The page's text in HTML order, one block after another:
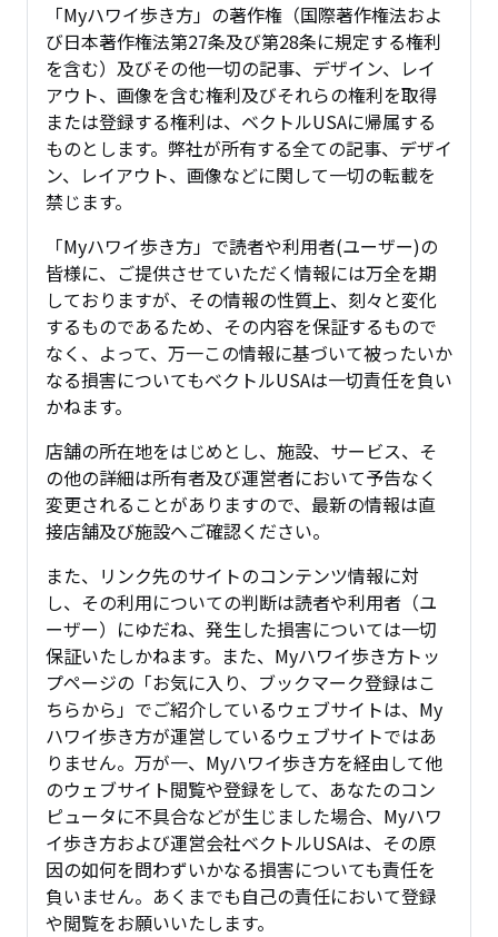
「Myハワイ歩き方」の著作権（国際著作権法およ
び日本著作権法第27条及び第28条に規定する権利
を含む）及びその他一切の記事、デザイン、レイ
アウト、画像を含む権利及びそれらの権利を取得
または登録する権利は、ベクトルUSAに帰属する
ものとします。弊社が所有する全ての記事、デザイ
ン、レイアウト、画像などに関して一切の転載を
禁じます。
「Myハワイ歩き方」で読者や利用者(ユーザー)の
皆様に、ご提供させていただく情報には万全を期
しておりますが、その情報の性質上、刻々と変化
するものであるため、その内容を保証するもので
なく、よって、万一この情報に基づいて被ったいか
なる損害についてもベクトルUSAは一切責任を負い
かねます。
店舗の所在地をはじめとし、施設、サービス、そ
の他の詳細は所有者及び運営者において予告なく
変更されることがありますので、最新の情報は直
接店舗及び施設へご確認ください。
また、リンク先のサイトのコンテンツ情報に対
し、その利用についての判断は読者や利用者（ユ
ーザー）にゆだね、発生した損害については一切
保証いたしかねます。また、Myハワイ歩き方トッ
プページの「お気に入り、ブックマーク登録はこ
ちらから」でご紹介しているウェブサイトは、My
ハワイ歩き方が運営しているウェブサイトではあ
りません。万が一、Myハワイ歩き方を経由して他
のウェブサイト閲覧や登録をして、あなたのコン
ピュータに不具合などが生じました場合、Myハワ
イ歩き方および運営会社ベクトルUSAは、その原
因の如何を問わずいかなる損害についても責任を
負いません。あくまでも自己の責任において登録
や閲覧をお願いいたします。